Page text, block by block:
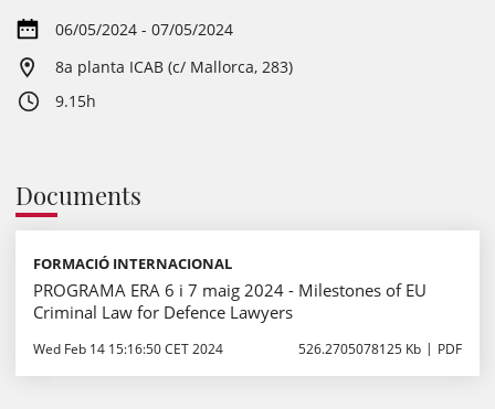
06/05/2024 - 07/05/2024
8a planta ICAB (c/ Mallorca, 283)
9.15h
Documents
FORMACIÓ INTERNACIONAL
PROGRAMA ERA 6 i 7 maig 2024 - Milestones of EU
Criminal Law for Defence Lawyers
Wed Feb 14 15:16:50 CET 2024 526.2705078125 Kb PDF